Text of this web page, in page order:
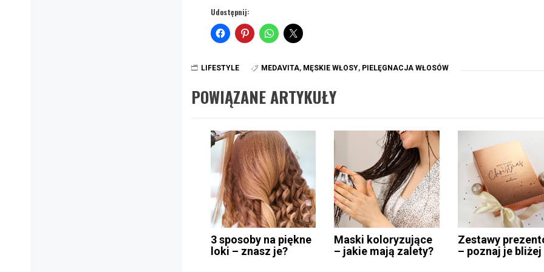
Udostępnij:
LIFESTYLE MEDAVITA, MĘSKIE WŁOSY, PIELĘGNACJA WŁOSÓW
POWIĄZANE ARTYKUŁY
3 sposoby na piękne
loki – znasz je?
Maski koloryzujące
– jakie mają zalety?
Zestawy
– poznaj je bliżej